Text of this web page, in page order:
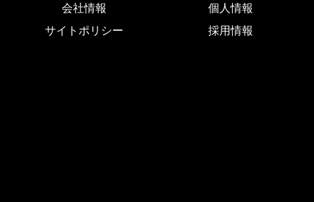
会社情報
個人情報
サイトポリシー
採用情報